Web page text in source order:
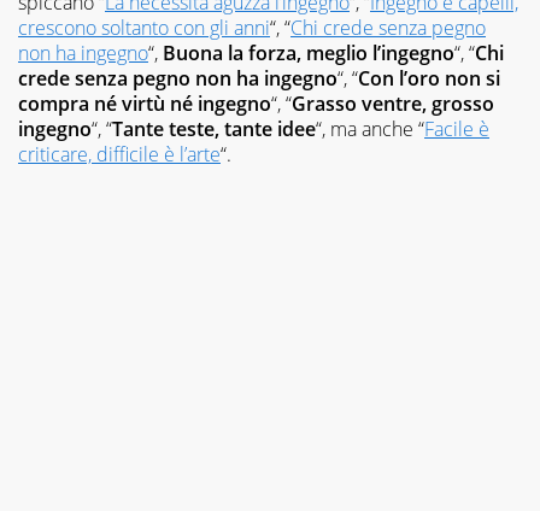
crescono soltanto con gli anni“, “Chi crede senza pegno
non ha ingegno“, Buona la forza, meglio l’ingegno“, “Chi
crede senza pegno non ha ingegno“, “Con l’oro non si
compra né virtù né ingegno“, “Grasso ventre, grosso
ingegno“, “Tante teste, tante idee“, ma anche “Facile è
criticare, difficile è l’arte“.